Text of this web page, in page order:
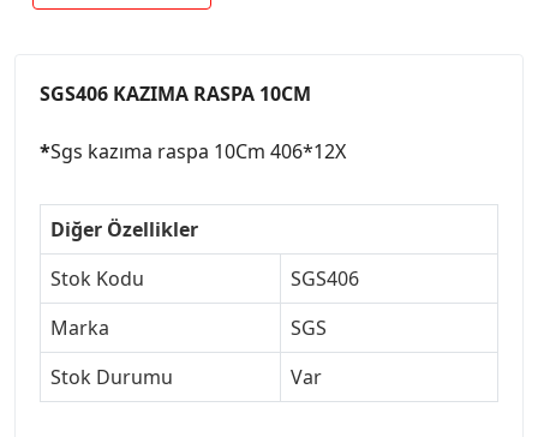
SGS406 KAZIMA RASPA 10CM
*Sgs kazıma raspa 10Cm 406*12X
Diğer Özellikler
Stok Kodu
SGS406
Marka
SGS
Stok Durumu
Var